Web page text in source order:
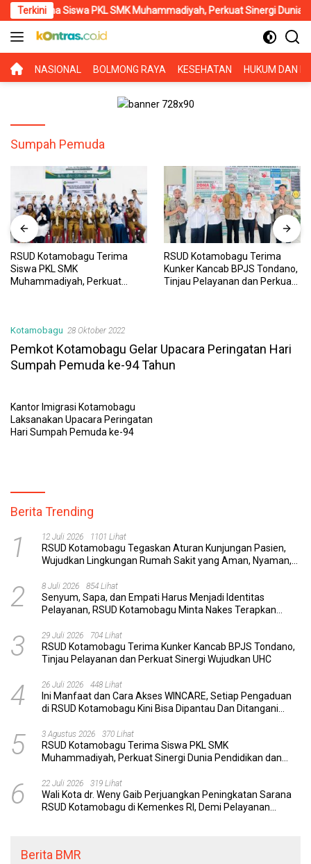
Langsung
ke
konten
Terkini
Siswa PKL SMK Muhammadiyah, Perkuat Sinergi Dunia
BERANDA
NASIONAL BOLMONG RAYA KESEHATAN HUKUM DAN
Sumpah Pemuda
RSUD Kotamobagu Terima
Siswa PKL SMK
Muhammadiyah, Perkuat
RSUD Kotamobagu Terima
Kunker Kancab BPJS Tondano,
Tinjau Pelayanan dan Perkuat
Kotamobagu 28 Oktober 2022
Pemkot Kotamobagu Gelar Upacara Peringatan Hari
Sumpah Pemuda ke-94 Tahun
Kantor Imigrasi Kotamobagu
Laksanakan Upacara Peringatan
Hari Sumpah Pemuda ke-94
Berita Trending
1 12 Juli 2026 1101 Lihat
RSUD Kotamobagu Tegaskan Aturan Kunjungan Pasien,
Wujudkan Lingkungan Rumah Sakit yang Aman, Nyaman,
2 8 Juli 2026 854 Lihat
Senyum, Sapa, dan Empati Harus Menjadi Identitas
Pelayanan, RSUD Kotamobagu Minta Nakes Terapkan
3 29 Juli 2026 704 Lihat
RSUD Kotamobagu Terima Kunker Kancab BPJS Tondano,
Tinjau Pelayanan dan Perkuat Sinergi Wujudkan UHC
4 26 Juli 2026 448 Lihat
Ini Manfaat dan Cara Akses WINCARE, Setiap Pengaduan
di RSUD Kotamobagu Kini Bisa Dipantau Dan Ditangani
5 3 Agustus 2026 370 Lihat
RSUD Kotamobagu Terima Siswa PKL SMK
Muhammadiyah, Perkuat Sinergi Dunia Pendidikan dan
6 22 Juli 2026 319 Lihat
Wali Kota dr. Weny Gaib Perjuangkan Peningkatan Sarana
RSUD Kotamobagu di Kemenkes RI, Demi Pelayanan
Berita BMR